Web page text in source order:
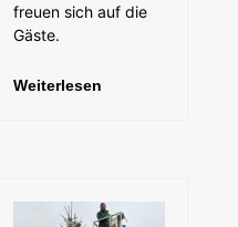
freuen sich auf die
Gäste.
Weiterlesen